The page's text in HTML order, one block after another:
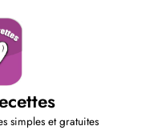
simples et gratuites